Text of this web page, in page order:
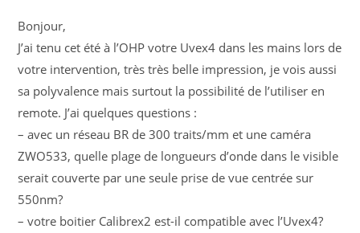
Bonjour,
J’ai tenu cet été à l’OHP votre Uvex4 dans les mains lors de
votre intervention, très très belle impression, je vois aussi
sa polyvalence mais surtout la possibilité de l’utiliser en
remote. J’ai quelques questions :
– avec un réseau BR de 300 traits/mm et une caméra
ZWO533, quelle plage de longueurs d’onde dans le visible
serait couverte par une seule prise de vue centrée sur
550nm?
– votre boitier Calibrex2 est-il compatible avec l’Uvex4?